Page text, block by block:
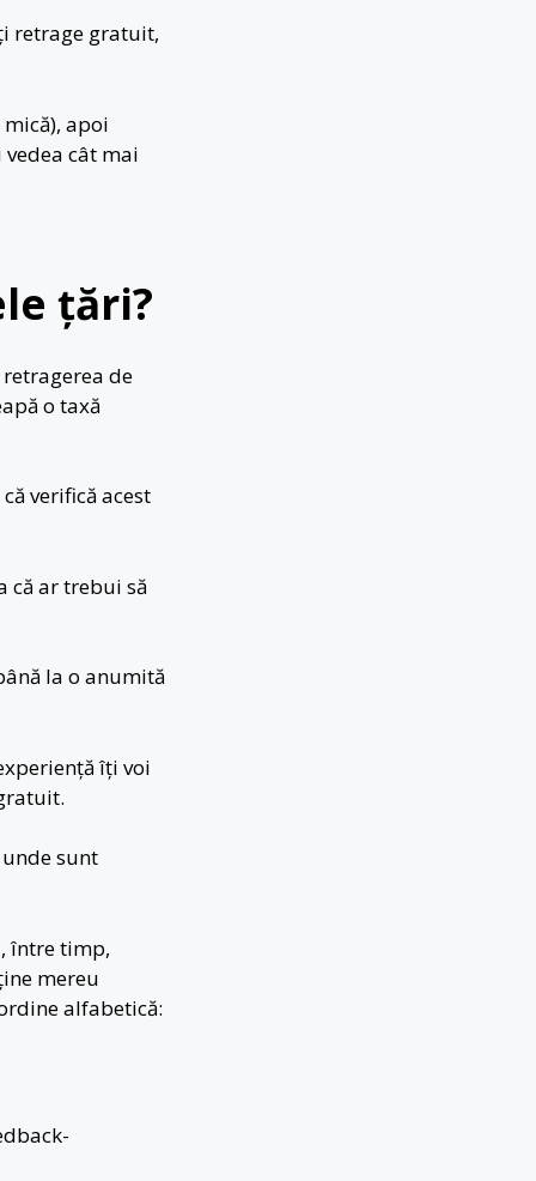
retrage gratuit,
apoi
vedea cât mai
țări?
de
o taxă
verifică acest
că ar trebui să
la o anumită
îți voi
sunt
între timp,
mereu
alfabetică: